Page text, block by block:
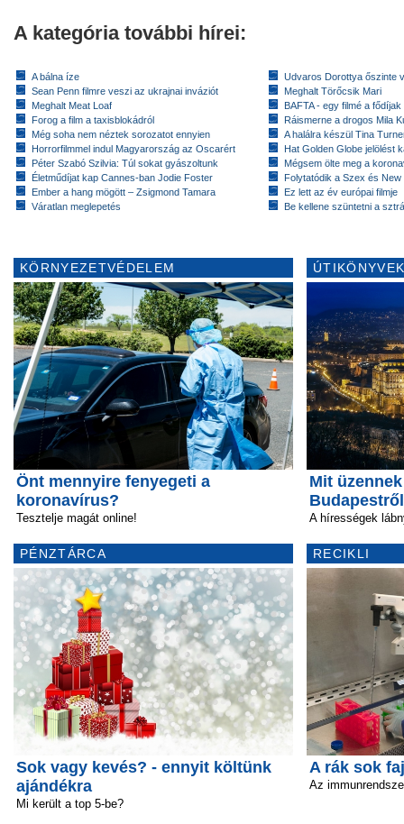
A kategória további hírei:
A bálna íze
Sean Penn filmre veszi az ukrajnai inváziót
Meghalt Meat Loaf
Forog a film a taxisblokádról
Még soha nem néztek sorozatot ennyien
Horrorfilmmel indul Magyarország az Oscarért
Péter Szabó Szilvia: Túl sokat gyászoltunk
Életműdíjat kap Cannes-ban Jodie Foster
Ember a hang mögött – Zsigmond Tamara
Váratlan meglepetés
Udvaros Dorottya őszinte
Meghalt Törőcsik Mari
BAFTA - egy filmé a fődíjak
Ráismerne a drogos Mila
A halálra készül Tina
Hat Golden Globe jelölést
Mégsem ölte meg a
Folytatódik a Szex és New
Ez lett az év európai filmje
Be kellene szüntetni a
KÖRNYEZETVÉDELEM
Önt mennyire fenyegeti a
koronavírus?
Tesztelje magát online!
PÉNZTÁRCA
Sok vagy kevés? - ennyit költünk
ajándékra
Mi került a top 5-be?
Mit
A hírességek
RECIKLI
A rák sok
Az